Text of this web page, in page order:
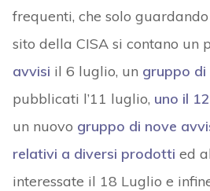
frequenti, che solo
sito della CISA si contano un
avvisi il 6 luglio, un gruppo
pubblicati l’11 luglio, uno il
un nuovo gruppo di nove
relativi a diversi prodotti ed
interessate il 18 Luglio e